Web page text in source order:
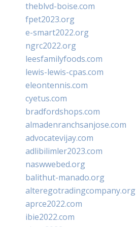
theblvd-boise.com
fpet2023.org
e-smart2022.org
ngrc2022.org
leesfamilyfoods.com
lewis-lewis-cpas.com
eleontennis.com
cyetus.com
bradfordshops.com
almadenranchsanjose.com
advocatevijay.com
adlibilimler2023.com
naswwebed.org
balithut-manado.org
alteregotradingcompany.org
aprce2022.com
ibie2022.com